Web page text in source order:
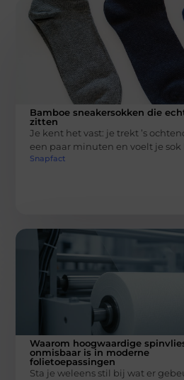
Bamboe sneakersokken die
zitten
Je kent het vast: je trekt ’s
een paar minuten en voelt je
Snapfact
Waarom hoogwaardige
onmisbaar is in moderne
folietoepassingen
Sta je weleens stil bij wat er